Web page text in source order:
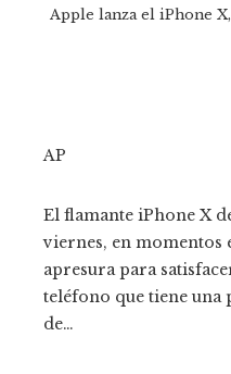
Apple lanza el iPhone
AP
El flamante iPhone X
viernes, en momentos
apresura para
teléfono que tiene una
de…